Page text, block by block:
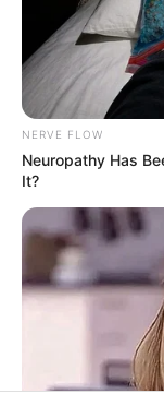
NERVE FLOW
Neuropathy Has
It?